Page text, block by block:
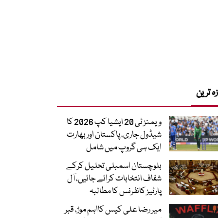
ترین
ویمنز ٹی 20 ایشیا کپ 2026 کا
شیڈول جاری، پاکستان اور بھارت
ایک ہی گروپ میں شامل
بلوچستان اسمبلی تحلیل کرکے
شفاف انتخابات کرائے جائیں، آل
پارٹیز کانفرنس کا مطالبہ
میر رضا علی کیس کااہم موڑ، قبر